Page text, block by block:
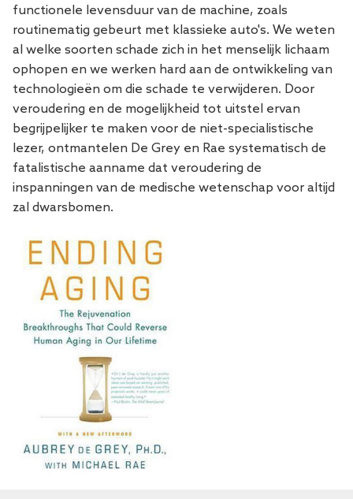
functionele levensduur van de machine, zoals
routinematig gebeurt met klassieke auto's. We weten
al welke soorten schade zich in het menselijk lichaam
ophopen en we werken hard aan de ontwikkeling van
technologieën om die schade te verwijderen. Door
veroudering en de mogelijkheid tot uitstel ervan
begrijpelijker te maken voor de niet-specialistische
lezer, ontmantelen De Grey en Rae systematisch de
fatalistische aanname dat veroudering de
inspanningen van de medische wetenschap voor altijd
zal dwarsbomen.